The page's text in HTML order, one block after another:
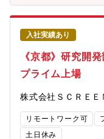
セキュリティ事業の成
ン提供人員の増強を進
Nozomi Networks, Inc.
https://
1.pdf・説明会資料：
ついて- OTセキュリテ
https://
v=XR5RUfM4EFM・質
リスト）
https://
3.pdf【業務内容】・
入社実績あり
《京都》研究開
プライム上場
株式会社ＳＣＲＥＥ
リモートワーク可
土日休み